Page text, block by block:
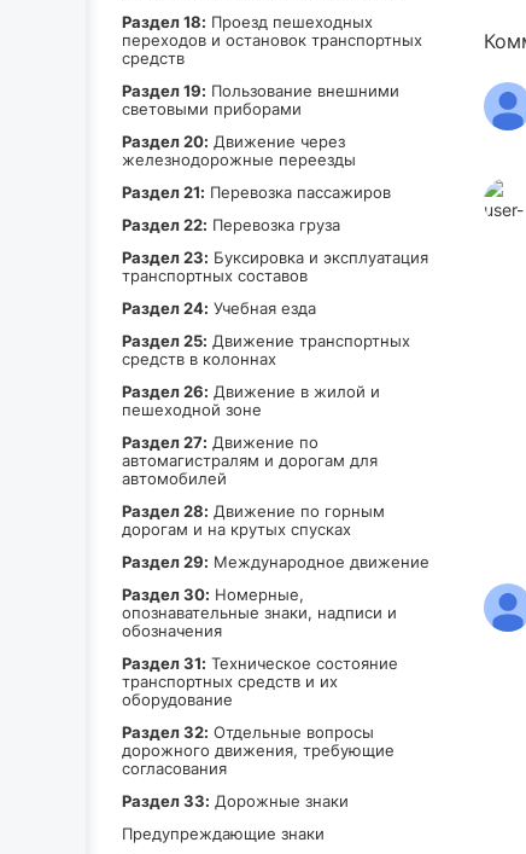
Раздел 18: Проезд пешеходных
переходов и остановок транспортных
средств
Раздел 19: Пользование внешними
световыми приборами
Раздел 20: Движение через
железнодорожные переезды
Раздел 21: Перевозка пассажиров
Раздел 22: Перевозка груза
Раздел 23: Буксировка и эксплуатация
транспортных составов
Раздел 24: Учебная езда
Раздел 25: Движение транспортных
средств в колоннах
Раздел 26: Движение в жилой и
пешеходной зоне
Раздел 27: Движение по
автомагистралям и дорогам для
автомобилей
Раздел 28: Движение по горным
дорогам и на крутых спусках
Раздел 29: Международное движение
Раздел 30: Номерные,
опознавательные знаки, надписи и
обозначения
Раздел 31: Техническое состояние
транспортных средств и их
оборудование
Раздел 32: Отдельные вопросы
дорожного движения, требующие
согласования
Раздел 33: Дорожные знаки
Предупреждающие знаки